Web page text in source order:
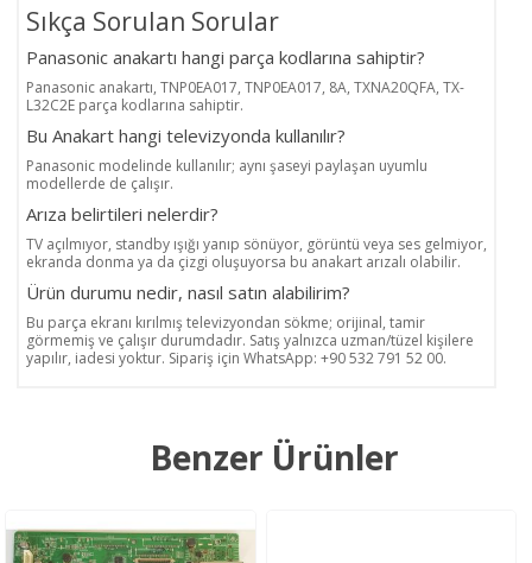
Sıkça Sorulan Sorular
Panasonic anakartı hangi parça kodlarına sahiptir?
Panasonic anakartı, TNP0EA017, TNP0EA017, 8A, TXNA20QFA, TX-
L32C2E parça kodlarına sahiptir.
Bu Anakart hangi televizyonda kullanılır?
Panasonic modelinde kullanılır; aynı şaseyi paylaşan uyumlu
modellerde de çalışır.
Arıza belirtileri nelerdir?
TV açılmıyor, standby ışığı yanıp sönüyor, görüntü veya ses gelmiyor,
ekranda donma ya da çizgi oluşuyorsa bu anakart arızalı olabilir.
Ürün durumu nedir, nasıl satın alabilirim?
Bu parça ekranı kırılmış televizyondan sökme; orijinal, tamir
görmemiş ve çalışır durumdadır. Satış yalnızca uzman/tüzel kişilere
yapılır, iadesi yoktur. Sipariş için WhatsApp: +90 532 791 52 00.
Benzer Ürünler